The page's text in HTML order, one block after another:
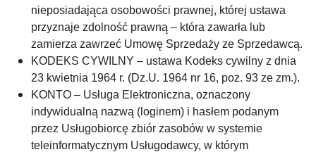
nieposiadająca osobowości prawnej, której ustawa
przyznaje zdolność prawną – która zawarła lub
zamierza zawrzeć Umowę Sprzedaży ze Sprzedawcą.
KODEKS CYWILNY – ustawa Kodeks cywilny z dnia
23 kwietnia 1964 r. (Dz.U. 1964 nr 16, poz. 93 ze zm.).
KONTO – Usługa Elektroniczna, oznaczony
indywidualną nazwą (loginem) i hasłem podanym
przez Usługobiorcę zbiór zasobów w systemie
teleinformatycznym Usługodawcy, w którym